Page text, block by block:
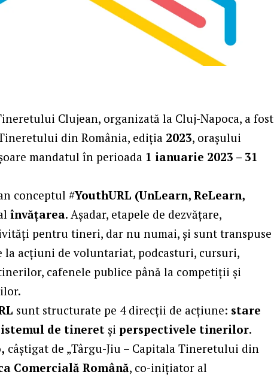
Clujean, organizată la Cluj-Napoca, a fost
din România, ediția 2023, orașului
mandatul în perioada 1 ianuarie 2023 – 31
conceptul #YouthURL (UnLearn, ReLearn,
învățarea. Așadar, etapele de dezvățare,
pentru tineri, dar nu numai, și sunt transpuse
la acțiuni de voluntariat, podcasturi, cursuri,
cafenele publice până la competiții și
sunt structurate pe 4 direcții de acțiune: stare
de tineret șiperspectivele tinerilor.
câștigat de „Târgu-Jiu – Capitala Tineretului din
Comercială Română, co-inițiator al